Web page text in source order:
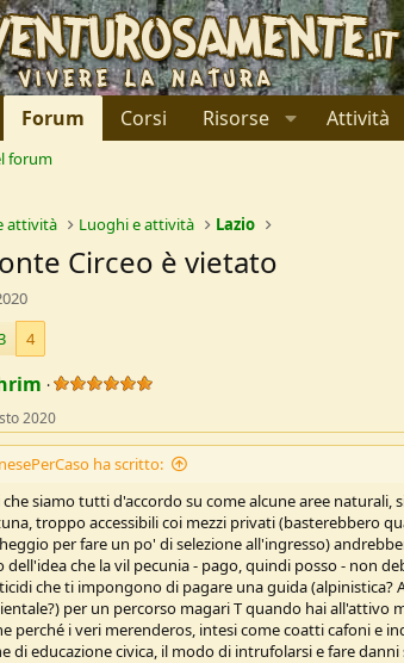
Forum Corsi Risorse Attività
forum
attività Luoghi e attività Lazio
Circeo è vietato
4
2020
ha scritto:
che siamo tutti d'accordo su come alcune aree
troppo accessibili coi mezzi privati (basterebbero
per fare un po' di selezione all'ingresso)
dell'idea che la vil pecunia - pago, quindi posso - non
che ti impongono di pagare una guida
per un percorso magari T quando hai all'attivo
perché i veri merenderos, intesi come coatti cafoni e
di educazione civica, il modo di intrufolarsi e fare